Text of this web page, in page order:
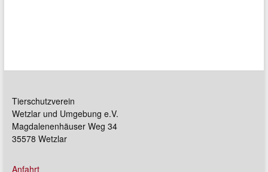
Tierschutzverein
Wetzlar und Umgebung e.V.
Magdalenenhäuser Weg 34
35578 Wetzlar
Anfahrt